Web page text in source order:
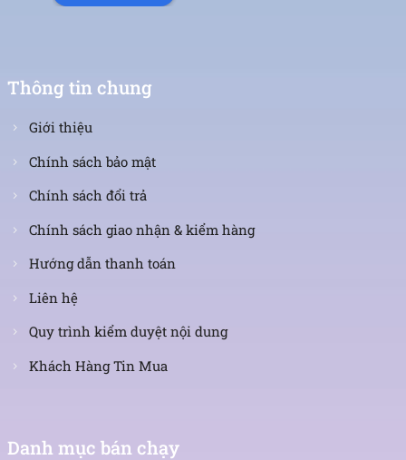
Thông tin chung
Giới thiệu
Chính sách bảo mật
Chính sách đổi trả
Chính sách giao nhận & kiểm hàng
Hướng dẫn thanh toán
Liên hệ
Quy trình kiểm duyệt nội dung
Khách Hàng Tin Mua
Danh mục bán chạy